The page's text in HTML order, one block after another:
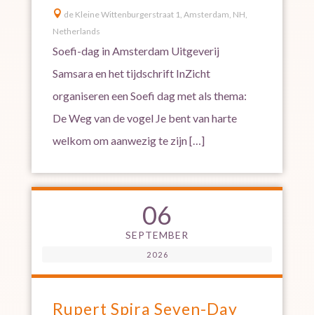
 de Kleine Wittenburgerstraat 1, Amsterdam, NH,
Netherlands
Soefi-dag in Amsterdam Uitgeverij
Samsara en het tijdschrift InZicht
organiseren een Soefi dag met als thema:
De Weg van de vogel Je bent van harte
welkom om aanwezig te zijn […]
06
SEPTEMBER
2026
Rupert Spira Seven-Day